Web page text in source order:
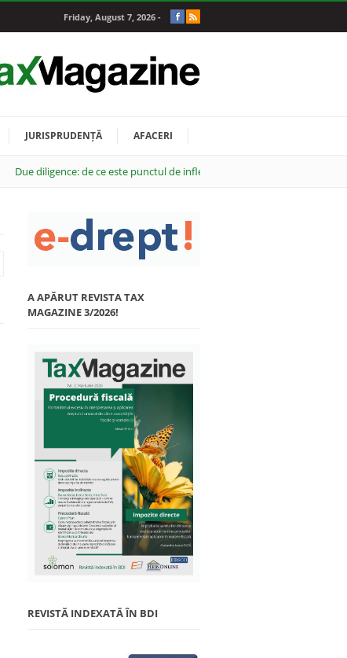
Friday, August 7, 2026 -
JURISPRUDENȚĂ AFACERI
Due diligence: de ce este punctul de inflexiune al oricărei tranzacții M&A
A APĂRUT REVISTA TAX
MAGAZINE 3/2026!
REVISTĂ INDEXATĂ ÎN BDI